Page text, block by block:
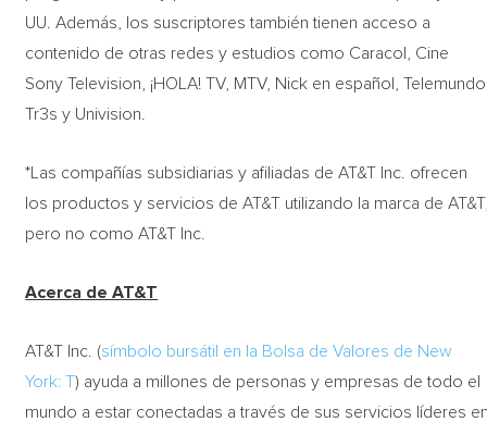
UU. Además, los suscriptores también tienen acceso a
contenido de otras redes y estudios como Caracol, Cine
Sony Television, ¡HOLA! TV, MTV, Nick en español,
Tr3s y Univision.
*Las compañías subsidiarias y afiliadas de AT&T Inc. ofrecen
los productos y servicios de AT&T utilizando la marca de
pero no como AT&T Inc.
Acerca de AT&T
AT&T Inc. (símbolo bursátil en la Bolsa de Valores de New
York: T) ayuda a millones de personas y empresas de todo el
mundo a estar conectadas a través de sus servicios líderes